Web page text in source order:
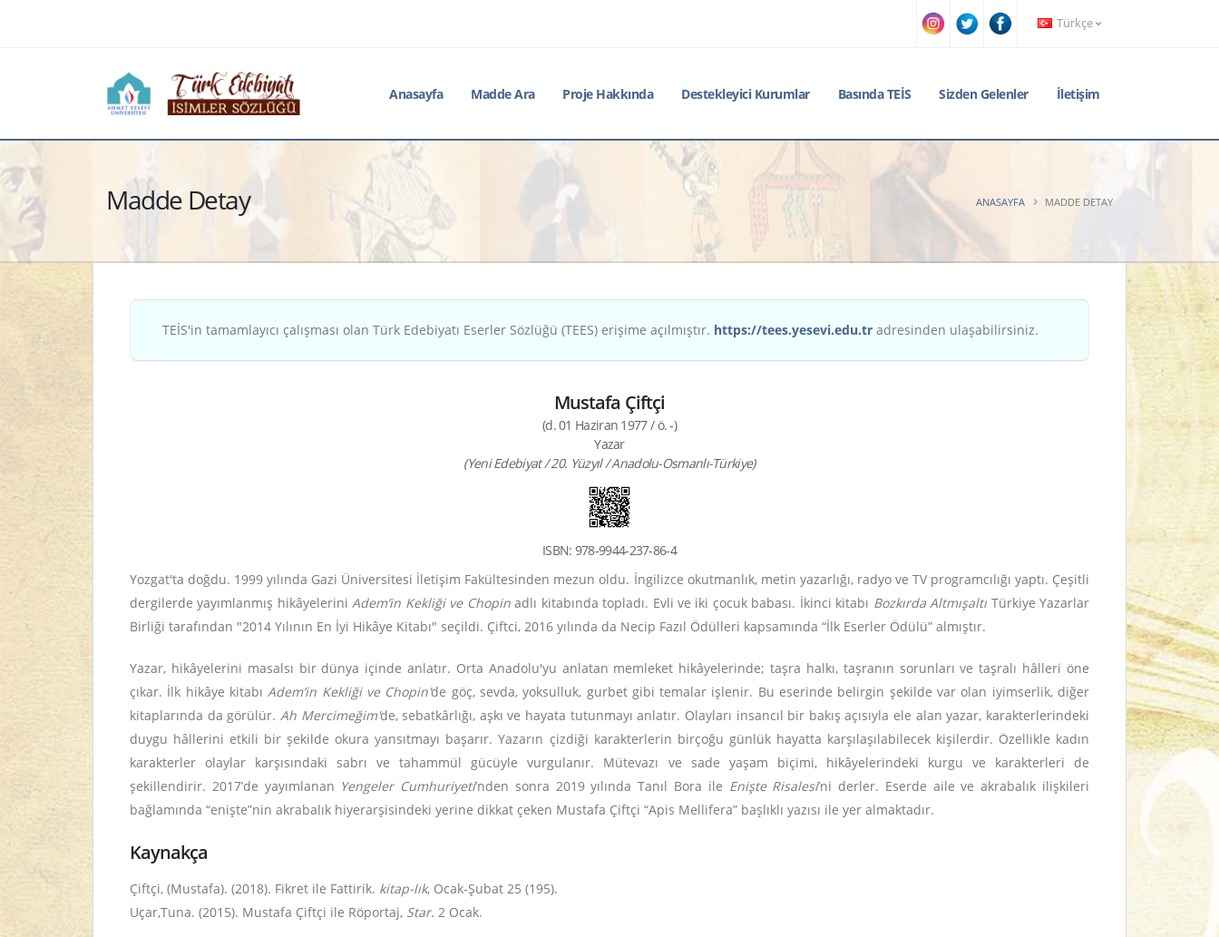
Türkçe
Anasayfa Madde Ara Proje Hakkında Destekleyici Kurumlar Basında TEİS Sizden Gelenler İletişim
Madde Detay ANASAYFA MADDE DETAY
TEİS'in tamamlayıcı çalışması olan Türk Edebiyatı Eserler Sözlüğü (TEES) erişime açılmıştır. https://tees.yesevi.edu.tr adresinden ulaşabilirsiniz.
Mustafa Çiftçi
(d. 01 Haziran 1977 / ö. -)
Yazar
(Yeni Edebiyat / 20. Yüzyıl / Anadolu-Osmanlı-Türkiye)
ISBN: 978-9944-237-86-4
Yozgat'ta doğdu. 1999 yılında Gazi Üniversitesi İletişim Fakültesinden mezun oldu. İngilizce okutmanlık, metin yazarlığı, radyo ve TV programcılığı yaptı. Çeşitli
dergilerde yayımlanmış hikâyeleriniAdem’in Kekliği ve Chopinadlı kitabında topladı. Evli ve iki çocuk babası. İkinci kitabı Bozkırda Altmışaltı Türkiye Yazarlar
Birliği tarafından "2014 Yılının En İyi Hikâye Kitabı" seçildi. Çiftci, 2016 yılında da Necip Fazıl Ödülleri kapsamında “İlk Eserler Ödülü” almıştır.
Yazar, hikâyelerini masalsı bir dünya içinde anlatır. Orta Anadolu'yu anlatan memleket hikâyelerinde; taşra halkı, taşranın sorunları ve taşralı hâlleri öne
çıkar. İlk hikâye kitabıAdem’in Kekliği ve Chopin'de göç, sevda, yoksulluk, gurbet gibi temalar işlenir. Bu eserinde belirgin şekilde var olan iyimserlik, diğer
kitaplarında da görülür. Ah Mercimeğim'de, sebatkârlığı, aşkı ve hayata tutunmayı anlatır. Olayları insancıl bir bakış açısıyla ele alan yazar, karakterlerindeki
duygu hâllerini etkili bir şekilde okura yansıtmayı başarır. Yazarın çizdiği karakterlerin birçoğu günlük hayatta karşılaşılabilecek kişilerdir. Özellikle kadın
karakterler olaylar karşısındaki sabrı ve tahammül gücüyle vurgulanır. Mütevazı ve sade yaşam biçimi, hikâyelerindeki kurgu ve karakterleri de
şekillendirir. 2017’de yayımlanan Yengeler Cumhuriyeti’nden sonra 2019 yılında Tanıl Bora ile Enişte Risalesi’ni derler. Eserde aile ve akrabalık ilişkileri
bağlamında “enişte”nin akrabalık hiyerarşisindeki yerine dikkat çeken Mustafa Çiftçi “Apis Mellifera” başlıklı yazısı ile yer almaktadır.
Kaynakça
Çiftçi, (Mustafa). (2018). Fikret ile Fattirik. kitap-lık, Ocak-Şubat 25 (195).
Uçar,Tuna. (2015). Mustafa Çiftçi ile Röportaj, Star. 2 Ocak.